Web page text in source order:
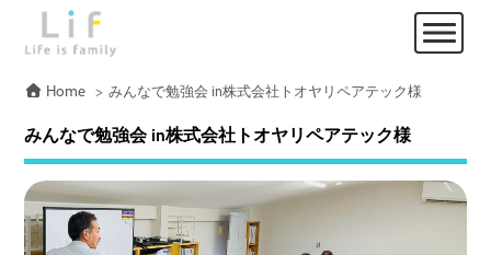
Home みんなで勉強会 in株式会社トオヤリペアテック様
みんなで勉強会 in株式会社トオヤリペアテック様